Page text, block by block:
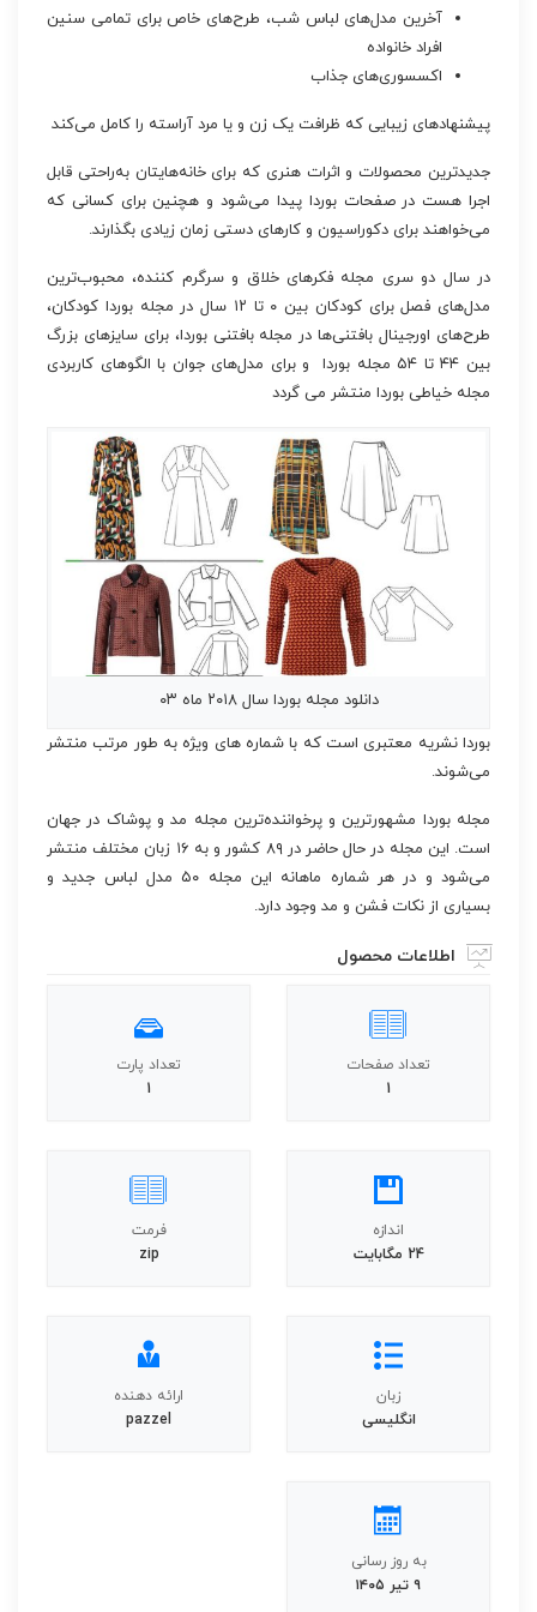
آخرین مدل‌های لباس شب، طرح‌های خاص برای تمامی سنین
افراد خانواده
اکسسوری‌های جذاب
پیشنهادهای زیبایی که ظرافت یک زن و یا مرد آراسته را کامل می‌کند
جدیدترین محصولات و اثرات هنری که برای خانه‌هایتان به‌راحتی قابل
اجرا هست در صفحات بوردا پیدا می‌شود و هچنین برای کسانی که
می‌خواهند برای دکوراسیون و کارهای دستی زمان زیادی بگذارند.
در سال دو سری مجله فکرهای خلاق و سرگرم کننده، محبوب‌ترین
مدل‌های فصل برای کودکان بین ۰ تا ۱۲ سال در مجله بوردا کودکان،
طرح‌های اورجینال بافتنی‌ها در مجله بافتنی بوردا، برای سایزهای بزرگ
بین ۴۴ تا ۵۴ مجله بوردا و برای مدل‌های جوان با الگوهای کاربردی
مجله خیاطی بوردا منتشر می گردد
دانلود مجله بوردا سال ۲۰۱۸ ماه ۰۳
بوردا نشریه معتبری است که با شماره های ویژه‌ به طور مرتب منتشر
می‌شوند.
مجله بوردا مشهورترین و پرخواننده‌ترین مجله مد و پوشاک در جهان
است. این مجله در حال حاضر در ۸۹ کشور و به ۱۶ زبان مختلف منتشر
می‌شود و در هر شماره ماهانه این مجله ۵۰ مدل لباس جدید و
بسیاری از نکات فشن و مد وجود دارد.
اطلاعات محصول
تعداد صفحات
1
تعداد پارت
1
اندازه
24 مگابایت
فرمت
zip
زبان
انگلیسی
ارائه دهنده
pazzel
به روز رسانی
۹ تیر ۱۴۰۵